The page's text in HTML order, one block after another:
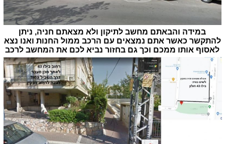
במידה והבאתם מחשב לתיקון ולא מצאתם חניה, ניתן
להתקשר כאשר אתם נמצאים עם הרכב ממול החנות ואנו נצא
לאסוף אותו ממכם וכך גם בחזור נביא לכם את המחשב לרכב